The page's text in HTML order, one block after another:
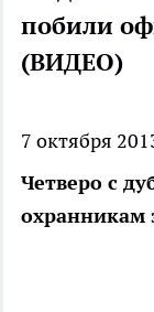
побили
(ВИДЕО)
7 октября
Четверо с
охранникам